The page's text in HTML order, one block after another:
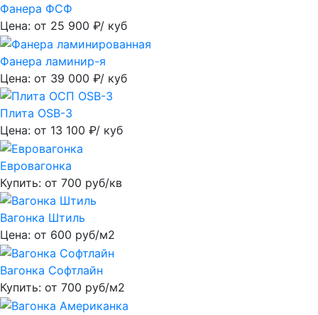
Фанера ФСФ
Цена: от 25 900 ₽/ куб
Фанера ламинир-я
Цена: от 39 000 ₽/ куб
Плита OSB-3
Цена: от 13 100 ₽/ куб
Евровагонка
Купить: от 700 руб/кв
Вагонка Штиль
Цена: от 600 руб/м2
Вагонка Софтлайн
Купить: от 700 руб/м2